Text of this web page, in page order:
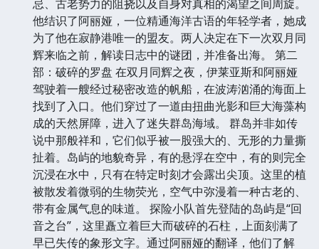
忌、古老势力的阻挠以及自身对真相的渴望之间周旋。
他结识了阿丽娅，一位精通海洋古语的年轻学者，她成
为了他在寂静港唯一的盟友。两人决定在下一次双月同
辉来临之前，解读日志中的谜团，并准备出海。 第二
部：破碎的罗盘 在双月同辉之夜，伊莱亚斯和阿丽娅
驾驶着一艘经过秘密改造的帆船，在波涛汹涌的海面上
找到了入口。他们穿过了一道由扭曲光影和巨大海藻构
成的天然屏障，进入了迷失群岛海域。 群岛并非如传
说中那般祥和，它们似乎被一股强大的、无形的力量撕
扯着。岛屿的地貌奇异，有的悬浮在空中，有的则完全
沉浸在水中，只有在特定时刻才会露出尖顶。这里的植
被散发着微弱的生物荧光，空气中弥漫着一种古老的、
带有金属气息的味道。 探险小队首先登陆的岛屿是“回
音之台”，这里矗立着巨大而破碎的石柱，上面刻满了
早已失传的象形文字。通过阿丽娅的翻译，他们了解